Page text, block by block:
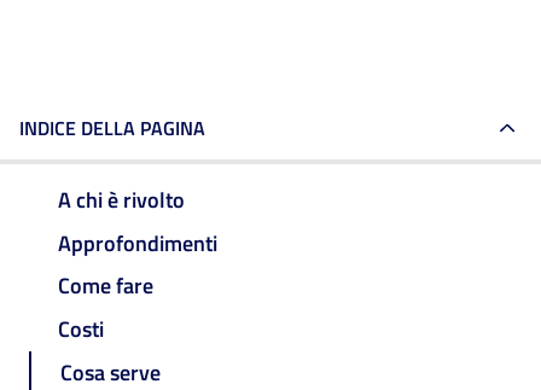
INDICE DELLA PAGINA
A chi è rivolto
Approfondimenti
Come fare
Costi
Cosa serve